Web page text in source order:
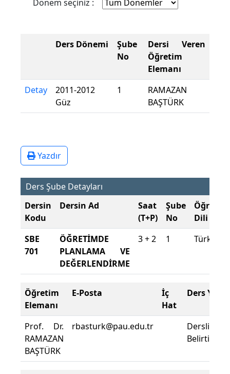
Dönem seçiniz :
Ders Dönemi
Şube
No
Dersi Veren
Öğretim
Elemanı
Detay
2011-2012
Güz
1
RAMAZAN
BAŞTÜRK
Yazdır
Ders Şube Detayları
Dersin
Kodu
Dersin Ad
Saat
(T+P)
Şube
No
Öğretim
Dili
SBE
701
ÖĞRETİMDE
PLANLAMA VE
DEĞERLENDİRME
3 + 2 1 Türkçe
Öğretim
Elemanı
E-Posta
İç
Hat
Ders Yeri
Prof. Dr.
RAMAZAN
BAŞTÜRK
rbasturk@pau.edu.tr
Derslik